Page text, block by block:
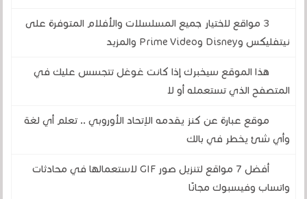
3 مواقع لاختيار جميع المسلسلات والأفلام المتوفرة على
نيتفليكس وDisney وPrime Video والمزيد
هذا الموقع سيخبرك إذا كانت غوغل تتجسس عليك في
المتصفح الذي تستعمله أو لا
موقع عبارة عن كنز يقدمه الإتحاد الأوروبي .. تعلم أي لغة
وأي شئ يخطر في بالك
أفضل 7 مواقع لتنزيل صور GIF لاستعمالها في محادثات
واتساب وفيسبوك مجانًا